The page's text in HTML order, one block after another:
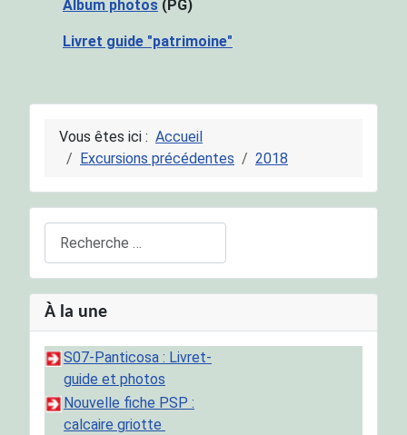
Album photos (PG)
Livret guide "patrimoine"
Vous êtes ici : Accueil
Excursions précédentes
2018
À la une
S07-Panticosa : Livret-
guide et photos
Nouvelle fiche PSP :
calcaire griotte